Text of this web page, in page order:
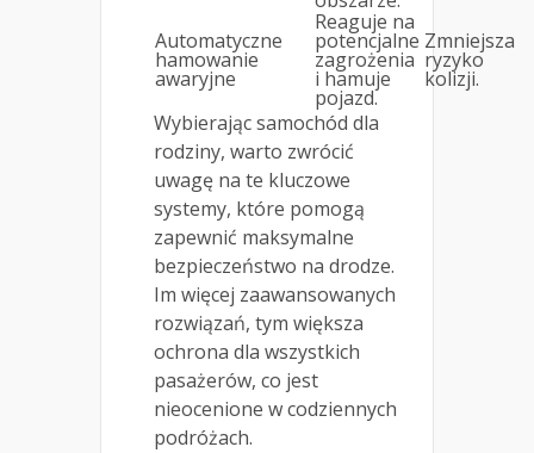
Automatyczne
hamowanie
awaryjne
Reaguje na
potencjalne
zagrożenia
i hamuje
pojazd.
Zmniejsza
ryzyko
kolizji.
Wybierając samochód dla
rodziny, warto zwrócić
uwagę na te kluczowe
systemy, które pomogą
zapewnić maksymalne
bezpieczeństwo na drodze.
Im więcej zaawansowanych
rozwiązań, tym większa
ochrona dla wszystkich
pasażerów, co jest
nieocenione w codziennych
podróżach.